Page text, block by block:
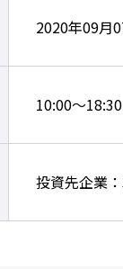
2020年09月
10:00～18:30
投資先企業